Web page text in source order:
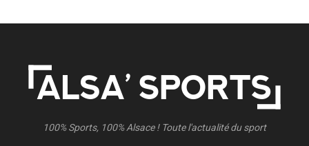
100% Sports, 100% Alsace ! Toute l'actualité du sport